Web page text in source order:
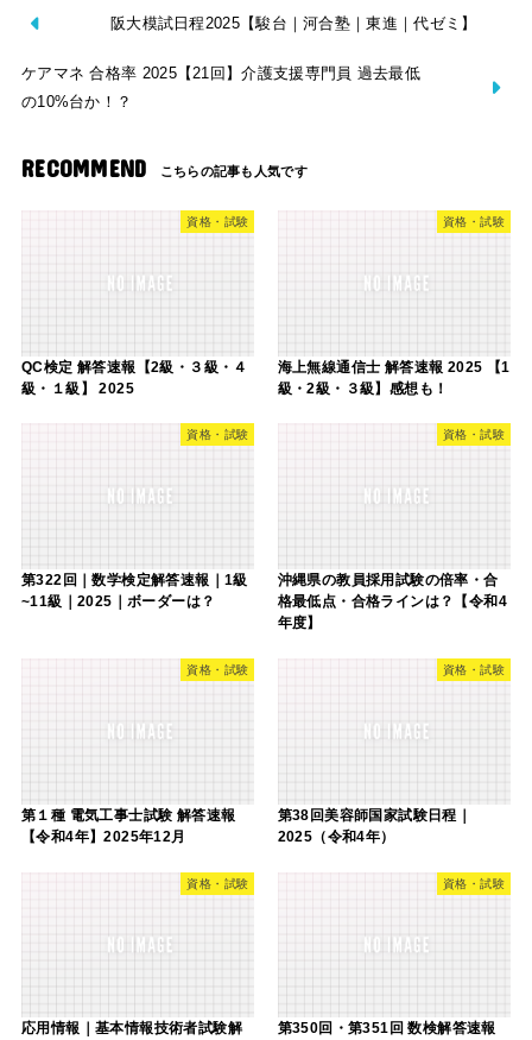
阪大模試日程2025【駿台｜河合塾｜東進｜代ゼミ】
ケアマネ 合格率 2025【21回】介護支援専門員 過去最低
の10%台か！？
RECOMMEND
資格・試験
QC検定 解答速報【2級・３級・４
級・１級】 2025
資格・試験
海上無線通信士 解答速報 2025 【1
級・2級・３級】感想も！
資格・試験
第322回｜数学検定解答速報｜1級
~11級｜2025｜ボーダーは？
資格・試験
沖縄県の教員採用試験の倍率・合
格最低点・合格ラインは？【令和4
年度】
資格・試験
第１種 電気工事士試験 解答速報
【令和4年】2025年12月
資格・試験
第38回美容師国家試験日程｜
2025（令和4年）
資格・試験
応用情報｜基本情報技術者試験解
資格・試験
第350回・第351回 数検解答速報